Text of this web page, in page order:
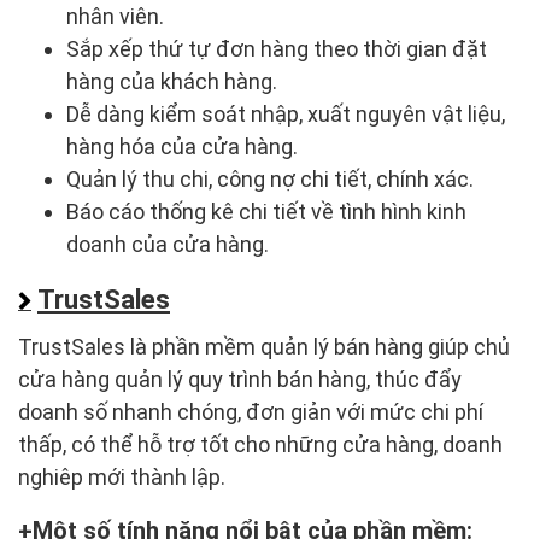
nhân viên.
Sắp xếp thứ tự đơn hàng theo thời gian đặt
hàng của khách hàng.
Dễ dàng kiểm soát nhập, xuất nguyên vật liệu,
hàng hóa của cửa hàng.
Quản lý thu chi, công nợ chi tiết, chính xác.
Báo cáo thống kê chi tiết về tình hình kinh
doanh của cửa hàng.
TrustSales
TrustSales là phần mềm quản lý bán hàng giúp chủ
cửa hàng quản lý quy trình bán hàng, thúc đẩy
doanh số nhanh chóng, đơn giản với mức chi phí
thấp, có thể hỗ trợ tốt cho những cửa hàng, doanh
nghiêp mới thành lập.
Một số tính năng nổi bật của phần mềm: